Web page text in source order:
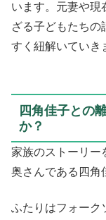
います。元妻や現
ざる子どもたちの
すく紐解いていき
四角佳子との
か？
家族のストーリー
奥さんである四角
ふたりはフォーク